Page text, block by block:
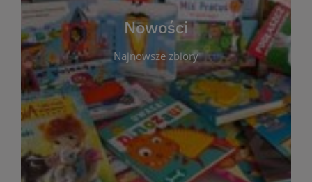
Nowości
Najnowsze zbiory
aby Czytelnicy mogli na bieżąco odkrywać świeże
tytuły i najciekawsze premiery wydawnicze. Każda
pozycja opatrzona jest krótkim opisem i
informacją o dostępności w katalogu. Zachęcamy
do częstych odwiedzin – nowości pojawiają się
niemal każdego tygodnia! Dzięki tej zakładce
zawsze będziesz wiedzieć, co warto przeczytać
jako pierwsze.
WIĘCEJ